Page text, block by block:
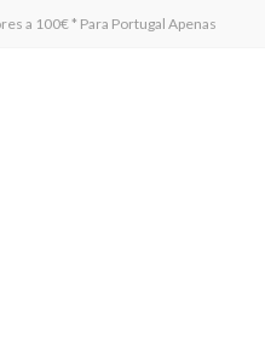
a 100€ * Para Portugal Apenas